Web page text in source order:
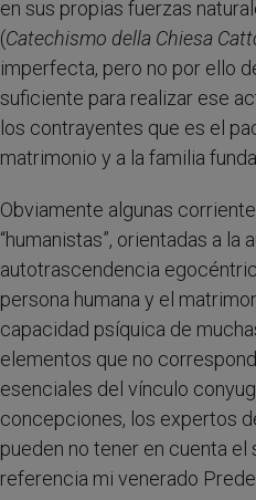
en sus propias fuerzas
(Catechismo della Chiesa
imperfecta, pero no por ello
suficiente para realizar ese
los contrayentes que es el
matrimonio y a la familia
Obviamente algunas
“humanistas”, orientadas a la
autotrascendencia
persona humana y el
capacidad psíquica de
elementos que no
esenciales del vínculo
concepciones, los expertos
pueden no tener en cuenta el
referencia mi venerado